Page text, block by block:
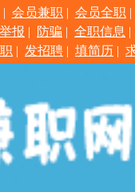
| 会员兼职 | 会员全职 |
举报 | 防骗 | 全职信息 |
| 发招聘 | 填简历 |